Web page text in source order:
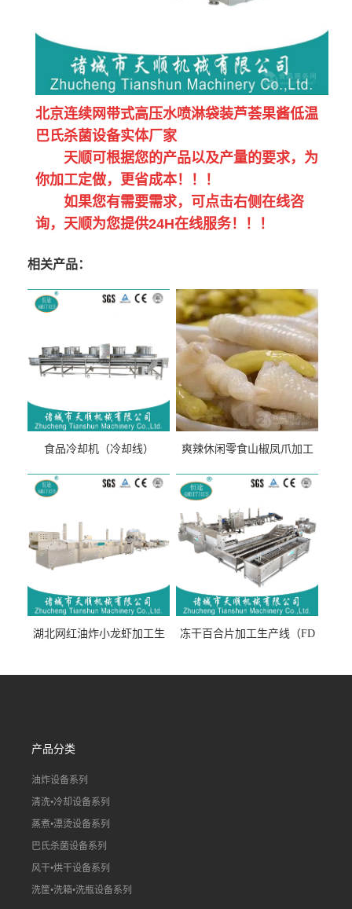
北京连续网带式高压水喷淋袋装芦荟果酱低温
巴氏杀菌设备实体厂家
天顺可根据您的产品以及产量的要求，为
你加工定做，更省成本！！！
如果您有需要需求，可点击右侧在线咨
询，天顺为您提供24H在线服务！！！
相关产品：
食品冷却机（冷却线）
爽辣休闲零食山椒凤爪加工
流水线）
湖北网红油炸小龙虾加工生
线）
冻干百合片加工生产线（FD
线）
产品分类
油炸设备系列
清洗•冷却设备系列
蒸煮•漂烫设备系列
巴氏杀菌设备系列
风干•烘干设备系列
洗筐•洗箱•洗瓶设备系列